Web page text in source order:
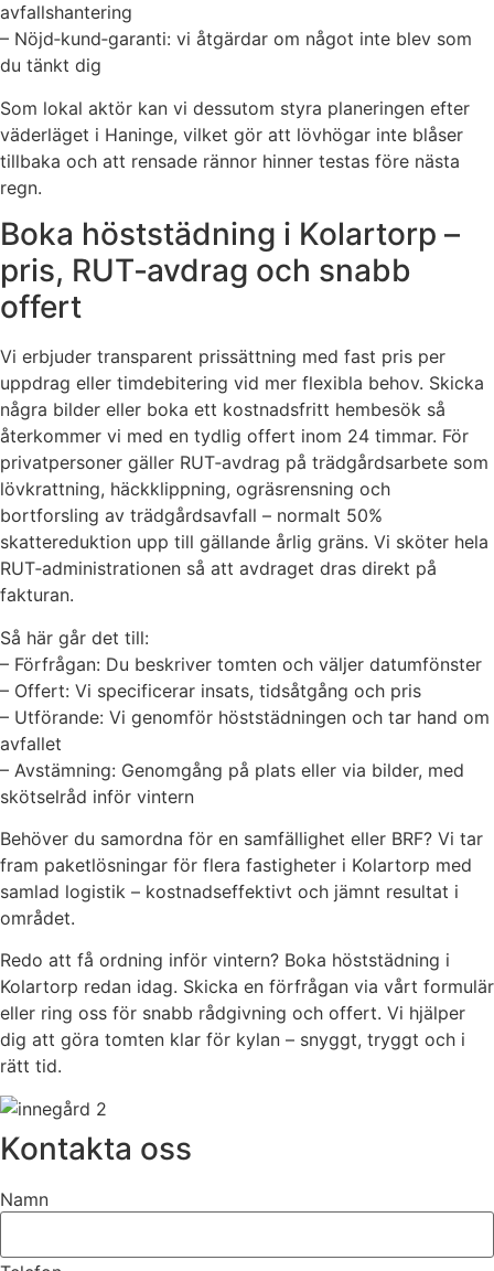
avfallshantering
– Nöjd‑kund‑garanti: vi åtgärdar om något inte blev som
du tänkt dig
Som lokal aktör kan vi dessutom styra planeringen efter
väderläget i Haninge, vilket gör att lövhögar inte blåser
tillbaka och att rensade rännor hinner testas före nästa
regn.
Boka höststädning i Kolartorp –
pris, RUT‑avdrag och snabb
offert
Vi erbjuder transparent prissättning med fast pris per
uppdrag eller timdebitering vid mer flexibla behov. Skicka
några bilder eller boka ett kostnadsfritt hembesök så
återkommer vi med en tydlig offert inom 24 timmar. För
privatpersoner gäller RUT‑avdrag på trädgårdsarbete som
lövkrattning, häckklippning, ogräsrensning och
bortforsling av trädgårdsavfall – normalt 50%
skattereduktion upp till gällande årlig gräns. Vi sköter hela
RUT‑administrationen så att avdraget dras direkt på
fakturan.
Så här går det till:
– Förfrågan: Du beskriver tomten och väljer datumfönster
– Offert: Vi specificerar insats, tidsåtgång och pris
– Utförande: Vi genomför höststädningen och tar hand om
avfallet
– Avstämning: Genomgång på plats eller via bilder, med
skötselråd inför vintern
Behöver du samordna för en samfällighet eller BRF? Vi tar
fram paketlösningar för flera fastigheter i Kolartorp med
samlad logistik – kostnadseffektivt och jämnt resultat i
området.
Redo att få ordning inför vintern? Boka höststädning i
Kolartorp redan idag. Skicka en förfrågan via vårt formulär
eller ring oss för snabb rådgivning och offert. Vi hjälper
dig att göra tomten klar för kylan – snyggt, tryggt och i
rätt tid.
Kontakta oss
Namn